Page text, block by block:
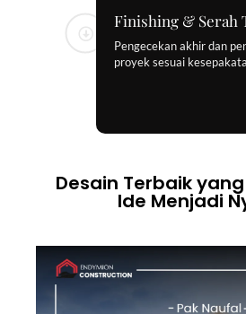
Finishing & Serah
Pengecekan akhir dan
proyek sesuai
Desain Terbaik
Ide Menjadi